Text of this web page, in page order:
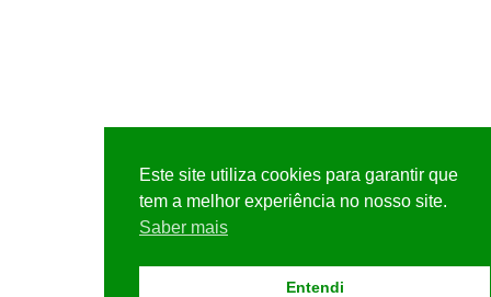
Este site utiliza cookies para garantir que
tem a melhor experiência no nosso site.
Saber mais
Entendi